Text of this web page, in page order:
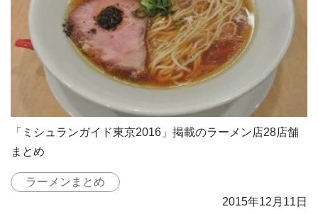
「ミシュランガイド東京2016」掲載のラーメン店28店舗
まとめ
ラーメンまとめ
2015年12月11日